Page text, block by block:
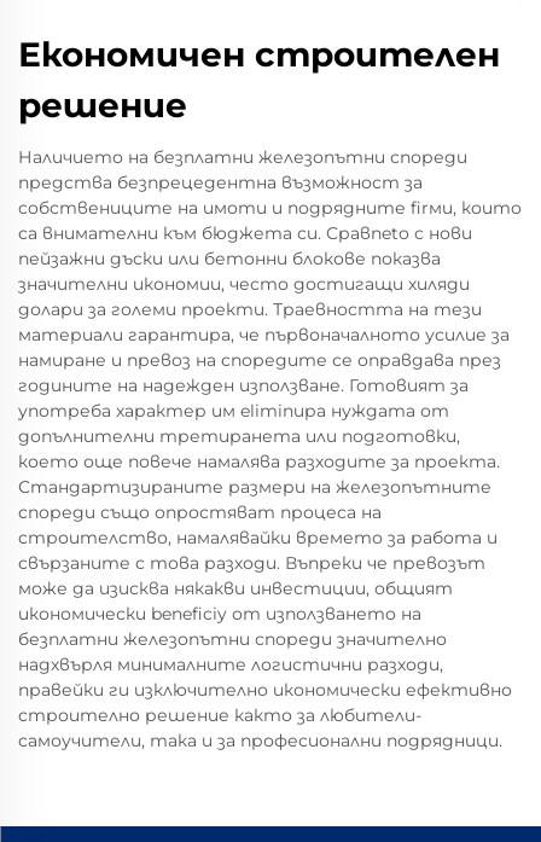
Економичен строителен
решение
Наличието на безплатни железопътни спореди
предства безпрецедентна възможност за
собствениците на имоти и подрядните firми, които
са внимателни към бюджета си. Сравnetо с нови
пейзажни дъски или бетонни блокове показва
значителни икономии, често достигащи хиляди
долари за големи проекти. Траевността на тези
материали гарантира, че първоначалното усилие за
намиране и превоз на споредите се оправдава през
годините на надежден използване. Готовият за
употреба характер им eliminира нуждата от
допълнителни третиранета или подготовки,
което още повече намалява разходите за проекта.
Стандартизираните размери на железопътните
спореди също опростяват процеса на
строителство, намалявайки времето за работа и
свързаните с това разходи. Въпреки че превозът
може да изисква някакви инвестиции, общият
икономически beneficiy от използването на
безплатни железопътни спореди значително
надхвърля минималните логистични разходи,
правейки ги изключително икономически ефективно
строително решение както за любители-
самоучители, така и за професионални подрядници.